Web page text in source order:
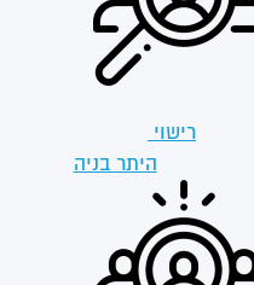
רישוי
היתר בניה